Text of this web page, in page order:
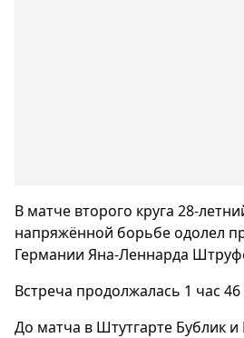
В матче второго круга 28-
напряжённой борьбе одолел
Германии Яна-Леннарда
Встреча продолжалась 1 час 46
До матча в Штутгарте Бублик